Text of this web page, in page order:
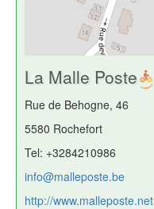
La Malle Poste
Rue de Behogne, 46
5580 Rochefort
Tel: +3284210986
info@malleposte.be
http://www.malleposte.net